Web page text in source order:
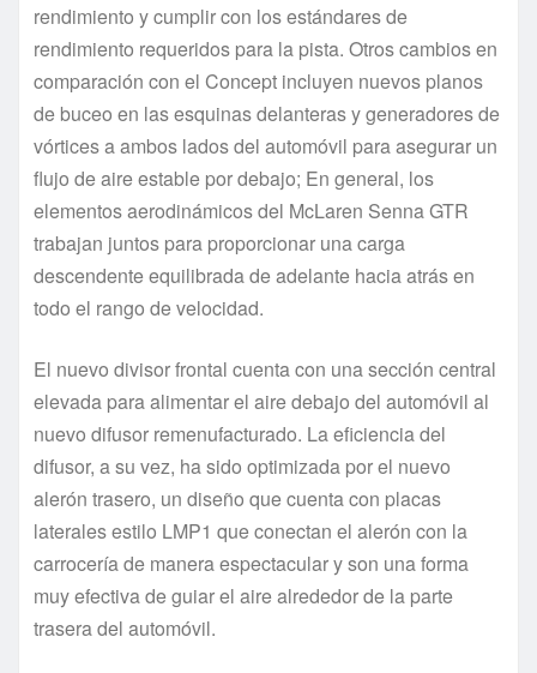
rendimiento y cumplir con los estándares de
rendimiento requeridos para la pista. Otros cambios en
comparación con el Concept incluyen nuevos planos
de buceo en las esquinas delanteras y generadores de
vórtices a ambos lados del automóvil para asegurar un
flujo de aire estable por debajo; En general, los
elementos aerodinámicos del McLaren Senna GTR
trabajan juntos para proporcionar una carga
descendente equilibrada de adelante hacia atrás en
todo el rango de velocidad.
El nuevo divisor frontal cuenta con una sección central
elevada para alimentar el aire debajo del automóvil al
nuevo difusor remenufacturado. La eficiencia del
difusor, a su vez, ha sido optimizada por el nuevo
alerón trasero, un diseño que cuenta con placas
laterales estilo LMP1 que conectan el alerón con la
carrocería de manera espectacular y son una forma
muy efectiva de guiar el aire alrededor de la parte
trasera del automóvil.